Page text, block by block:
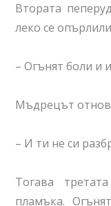
Втората
леко се
– Огънят боли и
Мъдрецът
– И ти не си
Тогава
пламъка.